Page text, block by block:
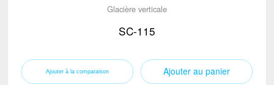
Glacière verticale
SC-115
Ajouter au panier